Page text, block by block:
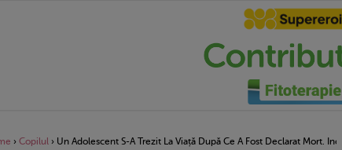
› Copilul › Un Adolescent S-A Trezit La Viață După Ce A Fost Declarat Mort.